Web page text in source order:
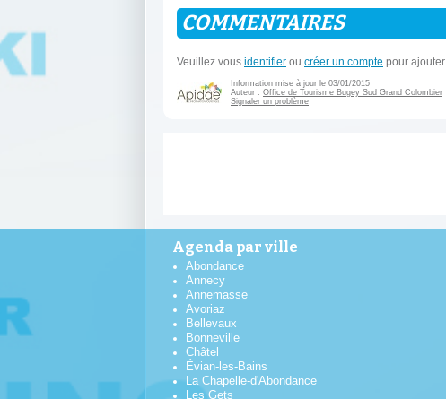
COMMENTAIRES
Veuillez vous identifier ou créer un compte pour
Information mise à jour le 03/01/2015
Auteur : Office de Tourisme Bugey Sud Grand Colombier
Signaler un problème
Agenda par ville
Abondance
Annecy
Annemasse
Avoriaz
Bellevaux
Bonneville
Châtel
Évian-les-Bains
La Chapelle-d'Abondance
Les Gets